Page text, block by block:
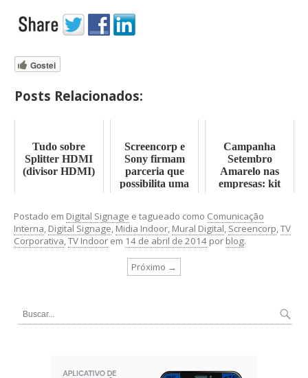
Gostei
Posts Relacionados:
Tudo sobre
Splitter HDMI
(divisor HDMI)
Screencorp e
Sony firmam
parceria que
possibilita uma
Android TVs,
sem ...
Campanha
Setembro
Amarelo nas
empresas: kit
Interna
Postado em Digital Signage e tagueado como Comunicação
Interna, Digital Signage, Midia Indoor, Mural Digital, Screencorp,TV
Corporativa,TV Indoor em 14 de abril de 2014 por blog.
Próximo →